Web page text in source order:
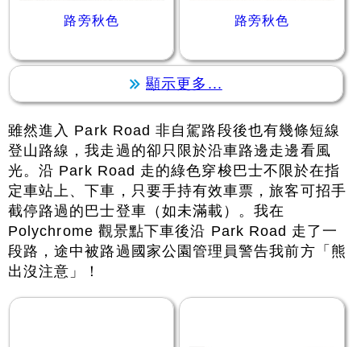
路旁秋色 路旁秋色
顯示更多...
雖然進入 Park Road 非自駕路段後也有幾條短線
登山路線，我走過的卻只限於沿車路邊走邊看風
光。沿 Park Road 走的綠色穿梭巴士不限於在指
定車站上、下車，只要手持有效車票，旅客可招手
截停路過的巴士登車（如未滿載）。我在
Polychrome 觀景點下車後沿 Park Road 走了一
段路，途中被路過國家公園管理員警告我前方「熊
出沒注意」！